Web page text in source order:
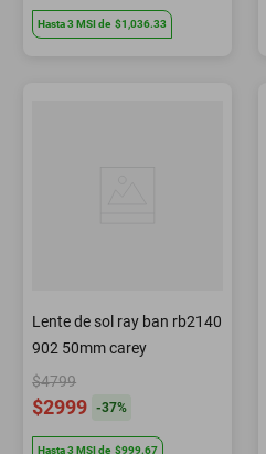
Hasta3 MSIde $1,036.33
Lente de sol ray ban rb2140
902 50mm carey
$4799
$2999 -37%
Hasta3 MSIde $999.67